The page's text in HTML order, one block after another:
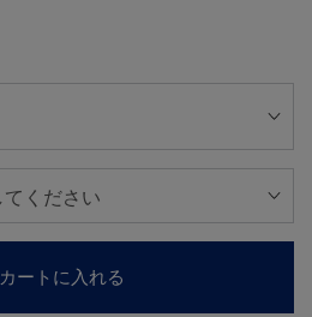
カートに入れる